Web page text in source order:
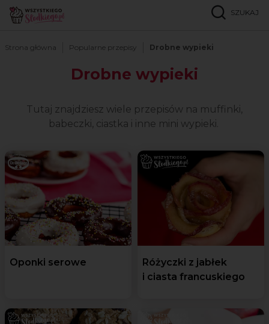
SZUKAJ
Strona główna Popularne przepisy Drobne wypieki
Drobne wypieki
Tutaj znajdziesz wiele przepisów na muffinki,
babeczki, ciastka i inne mini wypieki.
Oponki serowe
Różyczki z jabłek
i ciasta francuskiego